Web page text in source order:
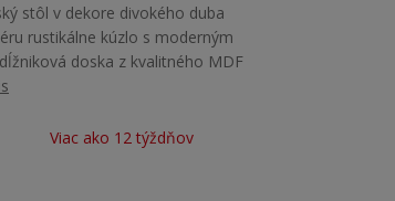
stôl v dekore divokého duba
rustikálne kúzlo s moderným
doska z kvalitného MDF
Viac ako 12 týždňov